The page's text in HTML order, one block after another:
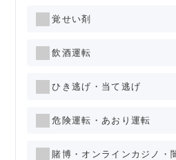
覚せい剤
飲酒運転
ひき逃げ・当て逃げ
危険運転・あおり運転
賭博・オンラインカジノ・